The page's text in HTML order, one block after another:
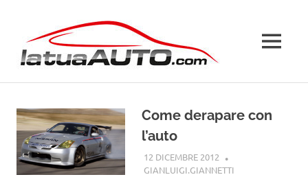
contenuto
MENU
Come derapare con
l’auto
12 DICEMBRE 2012
GIANLUIGI.GIANNETTI